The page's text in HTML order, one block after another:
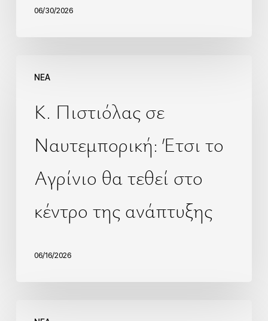
06/30/2026
NEA
Κ. Πιστιόλας σε
Ναυτεμπορική: Έτσι το
Αγρίνιο θα τεθεί στο
κέντρο της ανάπτυξης
06/16/2026